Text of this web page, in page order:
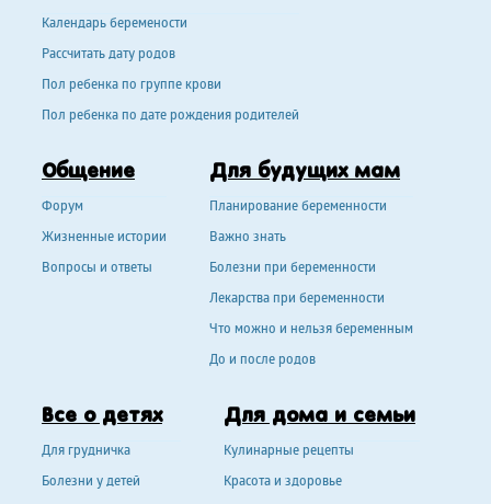
Календарь беремености
Рассчитать дату родов
Пол ребенка по группе крови
Пол ребенка по дате рождения родителей
Общение
Форум
Жизненные истории
Вопросы и ответы
Для будущих мам
Планирование беременности
Важно знать
Болезни при беременности
Лекарства при беременности
Что можно и нельзя беременным
До и после родов
Все о детях
Для грудничка
Болезни у детей
Для дома и семьи
Кулинарные рецепты
Красота и здоровье